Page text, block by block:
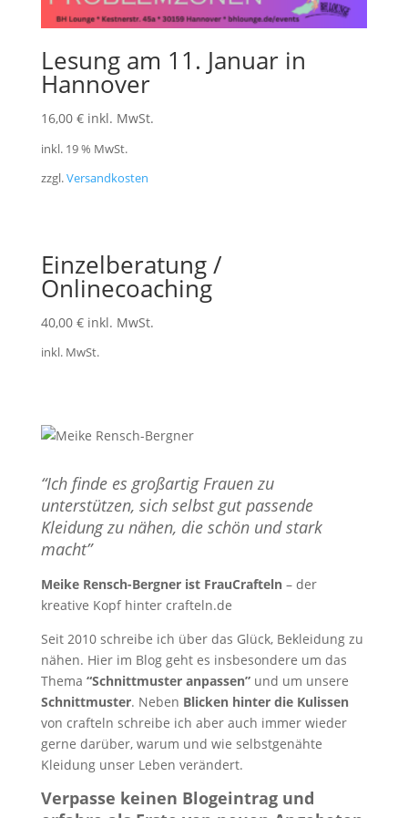
Lesung am 11. Januar in
Hannover
16,00 € inkl. MwSt.
inkl. 19 % MwSt.
zzgl.Versandkosten
Einzelberatung /
Onlinecoaching
40,00 € inkl. MwSt.
inkl. MwSt.
“Ich finde es großartig Frauen zu
unterstützen, sich selbst gut passende
Kleidung zu nähen, die schön und stark
macht”
Meike Rensch-Bergner ist FrauCrafteln– der
kreative Kopf hinter crafteln.de
Seit 2010 schreibe ich über das Glück, Bekleidung zu
nähen. Hier im Blog geht es insbesondere um das
Thema “Schnittmuster anpassen”und um unsere
Schnittmuster. Neben Blicken hinter die Kulissen
von crafteln schreibe ich aber auch immer wieder
gerne darüber, warum und wie selbstgenähte
Kleidung unser Leben verändert.
Verpasse keinen Blogeintrag und